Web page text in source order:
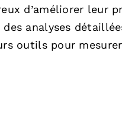
d’améliorer leur
analyses
outils pour